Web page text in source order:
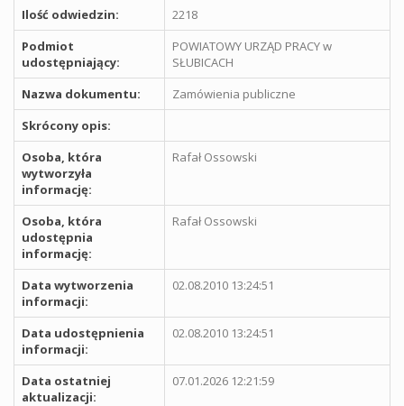
Ilość odwiedzin:
2218
Podmiot
udostępniający:
POWIATOWY URZĄD PRACY w
SŁUBICACH
Nazwa dokumentu:
Zamówienia publiczne
Skrócony opis:
Osoba, która
wytworzyła
informację:
Rafał Ossowski
Osoba, która
udostępnia
informację:
Rafał Ossowski
Data wytworzenia
informacji:
02.08.2010 13:24:51
Data udostępnienia
informacji:
02.08.2010 13:24:51
Data ostatniej
aktualizacji:
07.01.2026 12:21:59